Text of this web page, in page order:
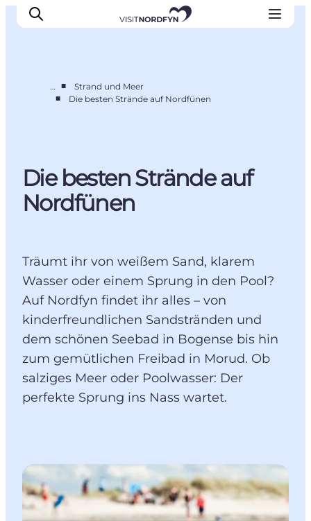
Unterkünfte
Erlebnisbuchung
Für Kinder
… ■
Strand und Meer
■
Die besten Strände auf Nordfünen
Die besten Strände auf
Nordfünen
Träumt ihr von weißem Sand, klarem
Wasser oder einem Sprung in den Pool?
Auf Nordfyn findet ihr alles – von
kinderfreundlichen Sandstränden und
dem schönen Seebad in Bogense bis hin
zum gemütlichen Freibad in Morud. Ob
salziges Meer oder Poolwasser: Der
perfekte Sprung ins Nass wartet.